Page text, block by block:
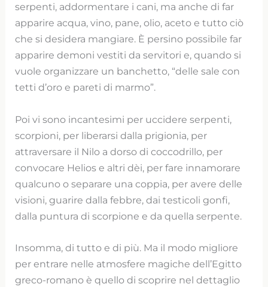
serpenti, addormentare i cani, ma anche di far
apparire acqua, vino, pane, olio, aceto e tutto ciò
che si desidera mangiare. È persino possibile far
apparire demoni vestiti da servitori e, quando si
vuole organizzare un banchetto, “delle sale con
tetti d’oro e pareti di marmo”.
Poi vi sono incantesimi per uccidere serpenti,
scorpioni, per liberarsi dalla prigionia, per
attraversare il Nilo a dorso di coccodrillo, per
convocare Helios e altri dèi, per fare innamorare
qualcuno o separare una coppia, per avere delle
visioni, guarire dalla febbre, dai testicoli gonfi,
dalla puntura di scorpione e da quella serpente.
Insomma, di tutto e di più. Ma il modo migliore
per entrare nelle atmosfere magiche dell’Egitto
greco-romano è quello di scoprire nel dettaglio